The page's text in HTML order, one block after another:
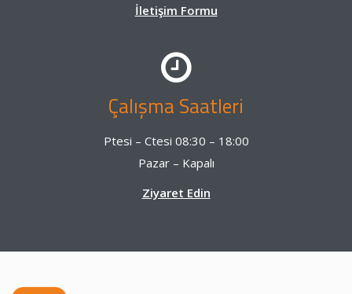
İletişim Formu
Çalışma Saatleri
Ptesi – Ctesi 08:30 – 18:00
Pazar – Kapalı
Ziyaret Edin